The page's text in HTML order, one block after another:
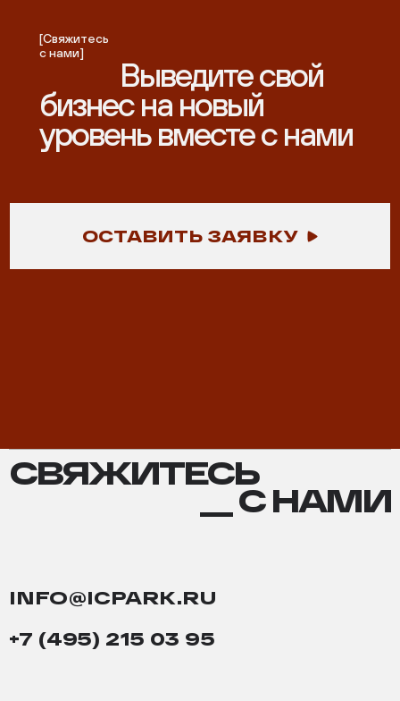
[Свяжитесь
с нами]
Выведите свой
бизнес на новый
уровень вместе с нами
ОСТАВИТЬ ЗАЯВКУ
СВЯЖИТЕСЬ
СВЯЖИТЕСЬ
__ С НАМИ
INFO@ICPARK.RU
+7 (495) 215 03 95